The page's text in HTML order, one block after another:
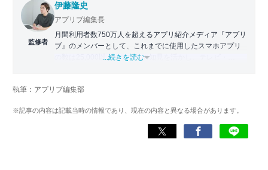
監修者
伊藤隆史
アプリブ編集長
月間利用者数750万人を超えるアプリ紹介メディア『アプリ
ブ』のメンバーとして、これまでに使用したスマホアプリ
の数は25,000以上。アプリの知見を活かし、テレビ・
化アプリの紹介）、TBS『サタプラ』（スマホライフが変
スマホアプリ）他
...続きを読む
執筆：アプリブ編集部
※記事の内容は記載当時の情報であり、現在の内容と異なる場合があります。